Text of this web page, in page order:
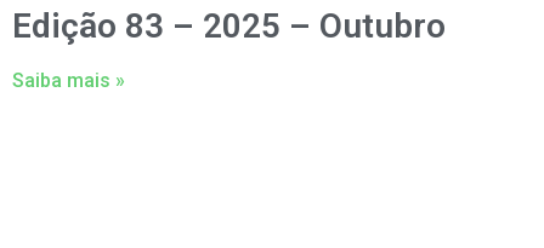
Edição 83 – 2025 – Outubro
Saiba mais »